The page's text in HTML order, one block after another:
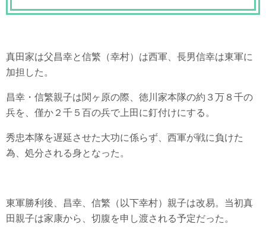
真田家は父昌幸と信繁（幸村）は西軍、長男信幸は東軍に
加担した。
昌幸・信繁親子は関ヶ原の際、徳川家本隊の約３万８千の
兵を、僅か２千５百の兵で上田に釘付けにする。
秀忠本隊を遅延させた大功に係らず、西軍が戦に負けた
為、処分される身となった。
東軍勝利後、昌幸、信繁（以下幸村）親子は改易。当初真
田親子は家康から、切腹を申し渡される予定だった。